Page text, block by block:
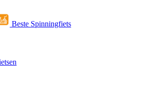
Beste Spinningfiets